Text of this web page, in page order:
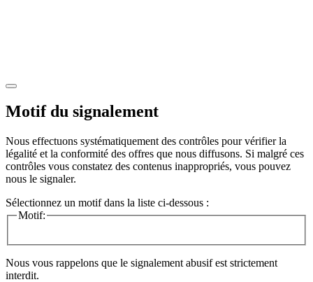
Motif du signalement
Nous effectuons systématiquement des contrôles pour vérifier la
légalité et la conformité des offres que nous diffusons. Si malgré ces
contrôles vous constatez des contenus inappropriés, vous pouvez
nous le signaler.
Sélectionnez un motif dans la liste ci-dessous :
Motif:
Nous vous rappelons que le signalement abusif est strictement
interdit.